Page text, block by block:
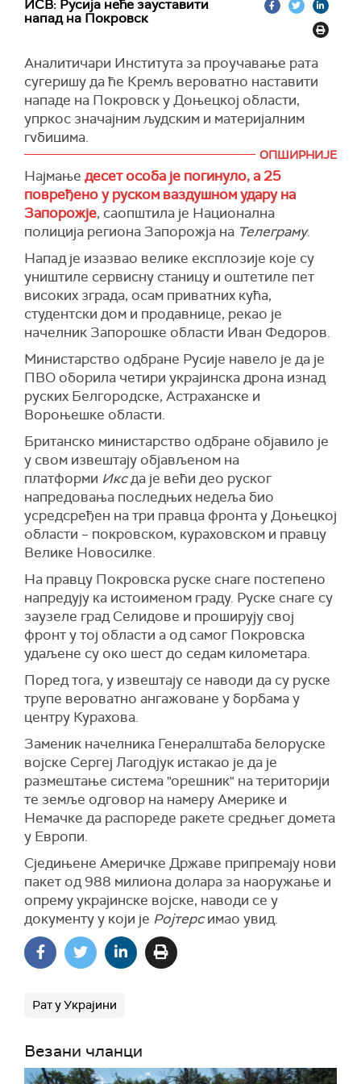
страдали", рекао је Фицо.
(Известија)
области уништено је 17, над територијом
Курске области 12, над територијом
летелица, над територијом Ростовске области
седам и четири преко територије Астраханске
области“, наводи се наТелеграм каналу
Министарства одбране Русије.
(Известија)
ИСВ: Русија неће зауставити
напад на Покровск
Аналитичари Института за проучавање рата
сугеришу да ће Кремљ вероватно наставити
нападе на Покровск у Доњецкој области,
упркос значајним људским и материјалним
губицима.
Аналитичари кажу да је мало вероватно да ће
Кремљ одустати од својих амбиција да заузме
Покровск, што је део плана за преузимање
контроле над регионом Доњецка. Упркос
рекордним губицима, руске трупе могу да
наставе активна борбена дејства у овом
правцу чак и после зиме 2024-2025, наводи
се у извештају.
Британско министарство одбране известило
је да је Русија претрпела рекордне губитке у
новембру 2024. године, са просечно 1.523
жртве дневно, укупно више од 45.000
месечно.
(Украјинска правда)
ОПШИРНИЈЕ
Најмање десет особа је погинуло, а 25
повређено у руском ваздушном удару на
Запорожје, саопштила је Национална
полиција региона Запорожја на Телеграму.
Напад је изазвао велике експлозије које су
уништиле сервисну станицу и оштетиле пет
високих зграда, осам приватних кућа,
студентски дом и продавнице, рекао је
начелник Запорошке области Иван Федоров.
Министарство одбране Русије навело је да је
ПВО оборила четири украјинска дрона изнад
руских Белгородске, Астраханске и
Вороњешке области.
Британско министaрство одбране објавило је
у свом извештају објављеном на
платформи Иксда је већи део руског
напредовања последњих недеља био
усредсређен на три правца фронта у Доњецкој
области – покровском, кураховском и правцу
Велике Новосилке.
На правцу Покровска руске снаге постепено
напредују ка истоименом граду. Руске снаге су
заузеле град Селидове и проширују свој
фронт у тој области а од самог Покровска
удаљене су око шест до седам километара.
Поред тога, у извештају се наводи да су руске
трупе вероватно ангажоване у борбама у
центру Курахова.
Заменик начелника Генералштаба белоруске
војске Сергеј Лагодјук истакао је да је
размештање система "орешник" на територији
те земље одговор на намеру Америке и
Немачке да распореде ракете средњег домета
у Европи.
Сједињене Америчке Државе припремају нови
пакет од 988 милиона долара за наоружање и
опрему украјинске војске, наводи се у
документу у који је Ројтерсимао увид.
Рат у Украјини
Везани чланци